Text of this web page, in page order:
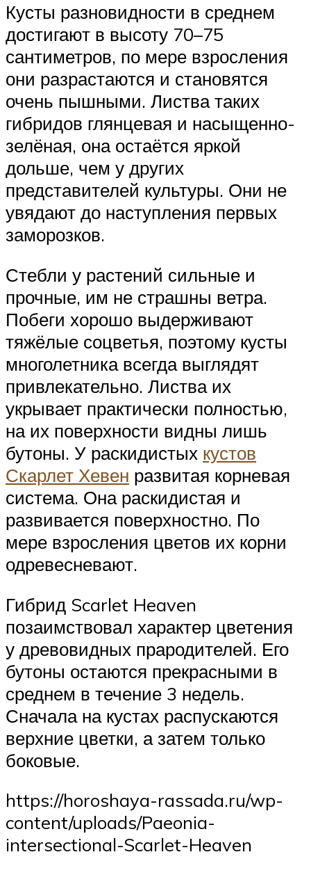
Кусты разновидности в среднем
достигают в высоту 70–75
сантиметров, по мере взросления
они разрастаются и становятся
очень пышными. Листва таких
гибридов глянцевая и насыщенно-
зелёная, она остаётся яркой
дольше, чем у других
представителей культуры. Они не
увядают до наступления первых
заморозков.
Стебли у растений сильные и
прочные, им не страшны ветра.
Побеги хорошо выдерживают
тяжёлые соцветья, поэтому кусты
многолетника всегда выглядят
привлекательно. Листва их
укрывает практически полностью,
на их поверхности видны лишь
бутоны. У раскидистых кустов
Скарлет Хевен развитая корневая
система. Она раскидистая и
развивается поверхностно. По
мере взросления цветов их корни
одревесневают.
Гибрид Scarlet Heaven
позаимствовал характер цветения
у древовидных прародителей. Его
бутоны остаются прекрасными в
среднем в течение 3 недель.
Сначала на кустах распускаются
верхние цветки, а затем только
боковые.
https://horoshaya-rassada.ru/wp-
content/uploads/Paeonia-
intersectional-Scarlet-Heaven